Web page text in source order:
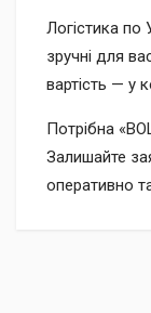
Логістика по
зручні для
вартість — у
Потрібна
Залишайте
оперативно